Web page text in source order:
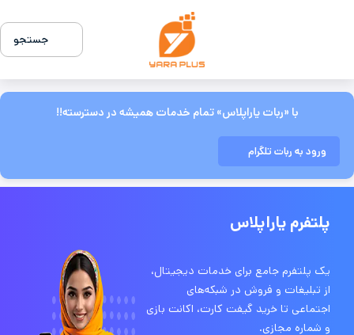
جستجو
با «ربات یاراپلاس» تمام خدمات همیشه در دسترسته!!
ورود به ربات تلگرام
پلتفرم یاراپلاس
یک پلتفرم جامع برای خدمات دیجیتال،
از تبلیغات و فروش در شبکه‌های
اجتماعی تا خرید گیفت کارت، اکانت بازی
و شماره مجازی.